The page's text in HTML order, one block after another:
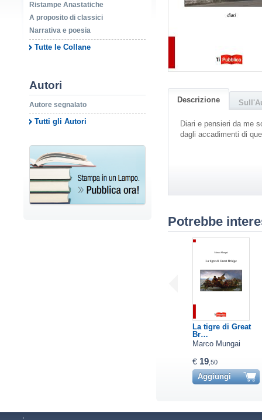
Ristampe Anastatiche
A proposito di classici
Narrativa e poesia
Tutte le Collane
Autori
Autore segnalato
Tutti gli Autori
Descrizione
Diari e pensieri da me
dagli accadimenti di
Potrebbe
La tigre di Great
Br…
Marco Mungai
€ 19,50
Aggiungi